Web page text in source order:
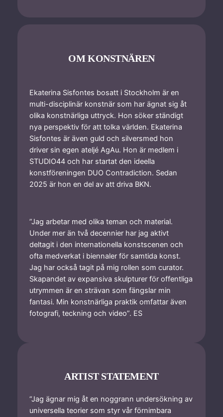
OM KONSTNÄREN
Ekaterina Sisfontes bosatt i Stockholm är en
multi-disciplinär konstnär som har ägnat sig åt
olika konstnärliga uttryck. Hon söker ständigt
nya perspektiv för att tolka världen. Ekaterina
Sisfontes är även guld och silversmed hon
driver sin egen ateljé AgAu. Hon är medlem i
STUDIO44 och har startat den ideella
konstföreningen DUO Contradiction. Sedan
2025 är hon en del av att driva BKN.
”Jag arbetar med olika teman och material.
Under mer än två decennier har jag aktivt
deltagit i den internationella konstscenen och
ofta medverkat i biennaler för samtida konst.
Jag har också tagit på mig rollen som curator.
Skapandet av expansiva skulpturer för offentliga
utrymmen är en strävan som fängslar min
fantasi. Min konstnärliga praktik omfattar även
fotografi, teckning och video”. ES
ARTIST STATEMENT
“Jag ägnar mig åt en noggrann undersökning av
universella teorier som styr vår förnimbara